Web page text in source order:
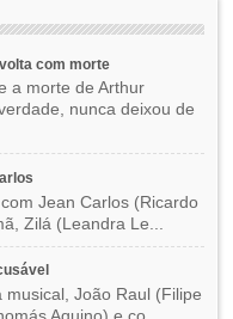
com morte
a morte de Arthur
nunca deixou de
Jean Carlos (Ricardo
Zilá (Leandra Le...
João Raul (Filipe